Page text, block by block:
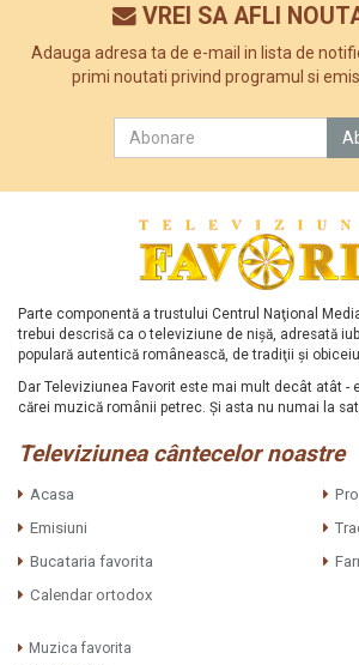
VREI SA AFLI
Adauga adresa ta de e-mail in lista de
primi noutati privind programul si
Parte componentă a trustului Centrul Naţional
trebui descrisă ca o televiziune de nişă, adresată
populară autentică românească, de tradiţii şi
Dar Televiziunea Favorit este mai mult decât atât -
cărei muzică românii petrec. Şi asta nu numai la
Televiziunea cântecelor noastre
Acasa
Emisiuni
Bucataria favorita
Calendar ortodox
Muzica favorita